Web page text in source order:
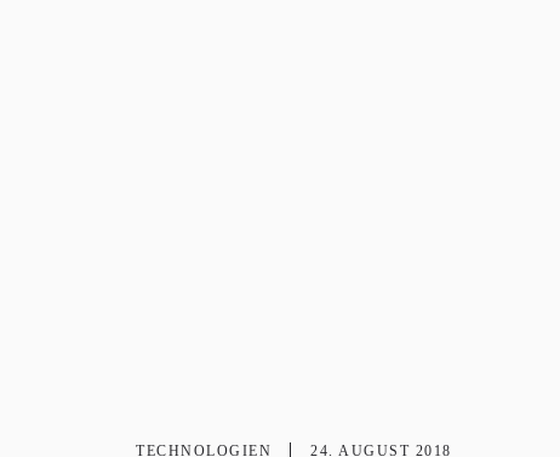
TECHNOLOGIEN 24. AUGUST 2018